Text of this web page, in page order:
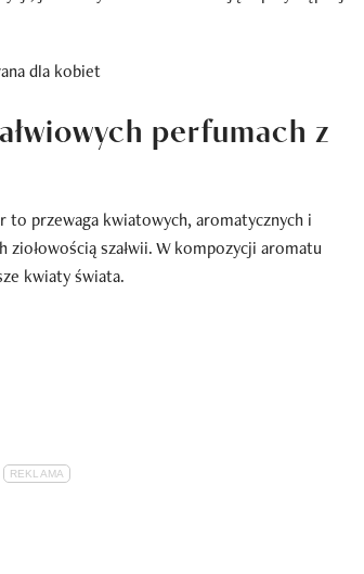
perfumach z
przewaga kwiatowych, aromatycznych i
szałwii. W kompozycji aromatu
kwiaty świata.